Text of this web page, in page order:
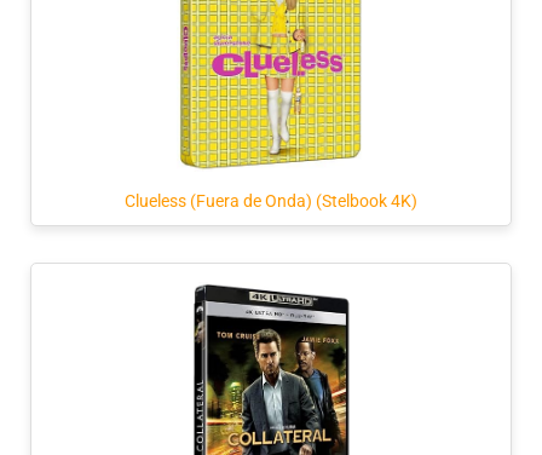
Clueless (Fuera de Onda) (Stelbook 4K)